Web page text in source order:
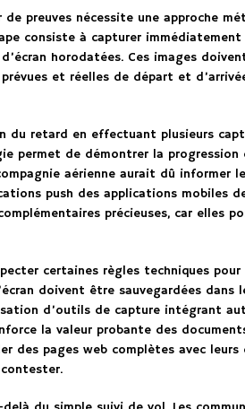
preuves nécessite une approche
consiste à capturer
horodatées. Ces images
et réelles de départ et
du retard en effectuant plusieurs
permet de démontrer la
aérienne aurait dû informer
push des applications mobiles
précieuses, car elles
certaines règles techniques
doivent être sauvegardées dans
d’outils de capture intégrant
la valeur probante des
des pages web complètes avec